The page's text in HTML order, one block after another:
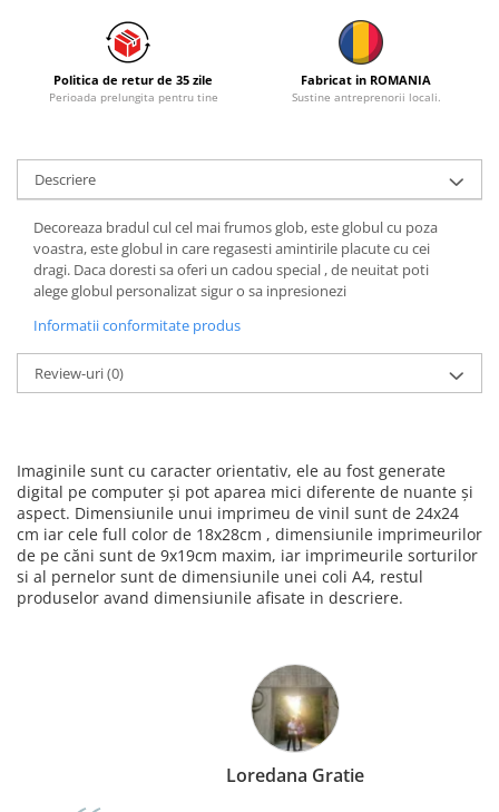
Politica de retur de 35 zile
Perioada prelungita pentru tine
Fabricat in ROMANIA
Sustine antreprenorii locali.
Descriere
Decoreaza bradul cul cel mai frumos glob, este globul cu poza
voastra, este globul in care regasesti amintirile placute cu cei
dragi. Daca doresti sa oferi un cadou special , de neuitat poti
alege globul personalizat sigur o sa inpresionezi
Informatii conformitate produs
Review-uri(0)
Imaginile sunt cu caracter orientativ, ele au fost generate
digital pe computer și pot aparea mici diferente de nuante și
aspect. Dimensiunile unui imprimeu de vinil sunt de 24x24
cm iar cele full color de 18x28cm , dimensiunile imprimeurilor
de pe căni sunt de 9x19cm maxim, iar imprimeurile sorturilor
si al pernelor sunt de dimensiunile unei coli A4, restul
produselor avand dimensiunile afisate in descriere.
Loredana Gratie